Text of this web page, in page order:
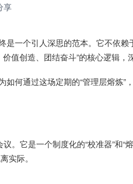
享
一个引人深思的范本。它不依
创造、团结奋斗”的核心逻辑，
如何通过这场定期的“管理层熔炼”
议。它是一个制度化的“校准器”和
实际。